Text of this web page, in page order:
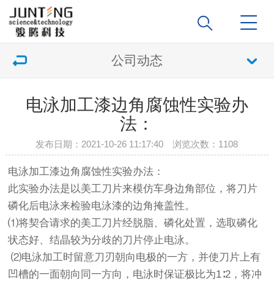
公司动态
电泳加工漆边角腐蚀性实验办
法：
发布日期：2021-10-26 11:17:40 浏览次数： 1108
电泳加工漆边角腐蚀性实验办法：
此实验办法是以美工刀片来模仿车身边角部位，将刀片
磷化后电泳来检验电泳漆的边角掩盖性。
⑴将契合请求的美工刀片经脱脂、磷化处置，选取磷化
状态好、结晶较为分歧的刀片停止电泳。
⑵电泳加工时留意刀刃朝向电极的一方，并使刀片上有
凹槽的一面朝向同一方向，电泳时保证极比为1∶2，将冲